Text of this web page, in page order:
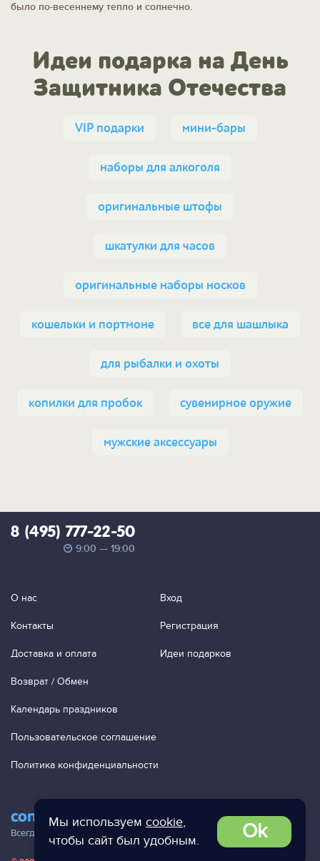
Мы используем cookie,
чтобы сайт был удобным.
Ok
было по-весеннему тепло и солнечно.
Идеи подарка на День
Защитника Отечества
VIP подарки мини-бары
наборы для алкоголя
оригинальные штофы
шкатулки для часов
оригинальные наборы носков
кошельки и портмоне все для шашлыка
для рыбалки и охоты
копилки для пробок сувенирное оружие
мужские аксессуары
contact@ac-studio.ru
Всегда отвечаем на ваши письма!
8 (495) 777-22-50
9:00 — 19:00
О нас
Контакты
Доставка и оплата
Возврат / Обмен
Календарь праздников
Пользовательское соглашение
Политика конфиденциальности
Вход
Регистрация
Идеи подарков